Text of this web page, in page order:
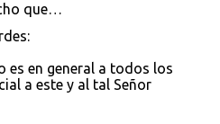
que…
es en general a todos los
a este y al tal Señor